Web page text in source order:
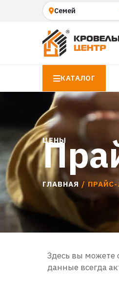
КАТАЛОГ
ЦЕНЫ
ГЛАВНАЯ /
Здесь вы можете
данные всегда